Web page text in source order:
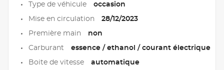
Type de véhicule occasion
Mise en circulation 28/12/2023
Première main non
Carburant essence / ethanol / courant électrique
Boite de vitesse automatique